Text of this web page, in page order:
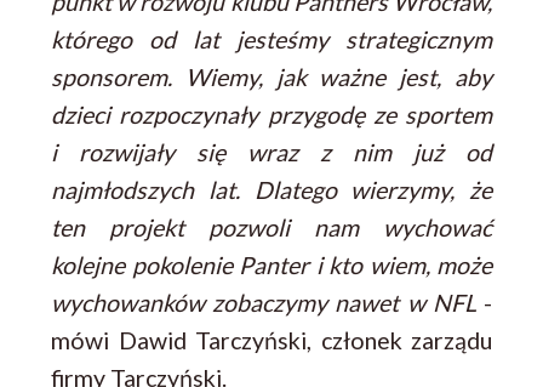
którego od lat jesteśmy strategicznym
sponsorem. Wiemy, jak ważne jest, aby
dzieci rozpoczynały przygodę ze sportem
i rozwijały się wraz z nim już od
najmłodszych lat. Dlatego wierzymy, że
ten projekt pozwoli nam wychować
kolejne pokolenie Panter i kto wiem, może
wychowanków zobaczymy nawet w NFL -
mówi Dawid Tarczyński, członek zarządu
firmy Tarczyński.